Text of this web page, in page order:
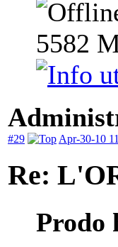
5582
#29 Apr-30-10
Re:
Prodo